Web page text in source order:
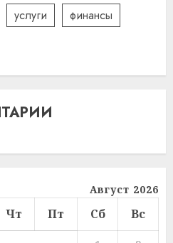
услуги
финансы
Август 2026
Чт Пт Сб
Вс